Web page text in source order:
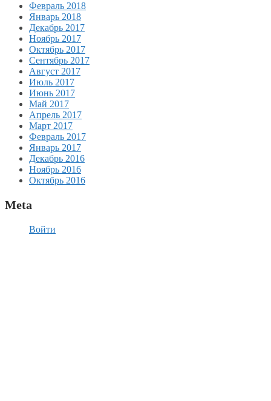
Февраль 2018
Январь 2018
Декабрь 2017
Ноябрь 2017
Октябрь 2017
Сентябрь 2017
Август 2017
Июль 2017
Июнь 2017
Май 2017
Апрель 2017
Март 2017
Февраль 2017
Январь 2017
Декабрь 2016
Ноябрь 2016
Октябрь 2016
Meta
Войти